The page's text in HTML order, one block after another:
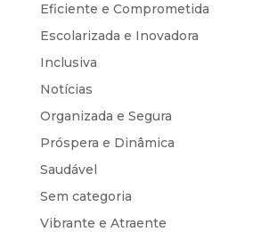
Eficiente e Comprometida
Escolarizada e Inovadora
Inclusiva
Notícias
Organizada e Segura
Próspera e Dinâmica
Saudável
Sem categoria
Vibrante e Atraente